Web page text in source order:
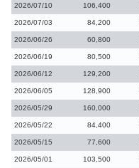
2026/07/10 106,400
2026/07/03 84,200
2026/06/26 60,800
2026/06/19 80,500
2026/06/12 129,200
2026/06/05 128,900
2026/05/29 160,000
2026/05/22 84,400
2026/05/15 77,600
2026/05/01 103,500